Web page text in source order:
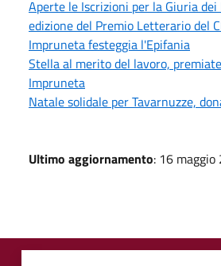
Aperte le Iscrizioni per la Giuria
edizione del Premio Letterario del
Impruneta festeggia l'Epifania
Stella al merito del lavoro,
Impruneta
Natale solidale per Tavarnuzze,
Ultimo aggiornamento: 16